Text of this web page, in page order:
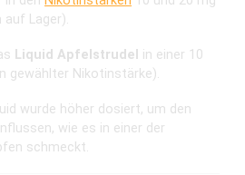
auf Lager).
Liquid Apfelstrudel in einer 10
gewählter Nikotinstärke).
wurde höher dosiert, um den
wie es in einer der
schmeckt.